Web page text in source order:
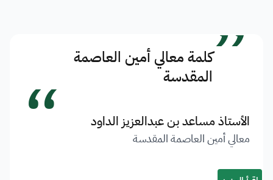
”كلمة معالي أمين العاصمة
المقدسة
الأستاذ مساعد بن عبدالعزيز الداود
معالي أمين العاصمة المقدسة “